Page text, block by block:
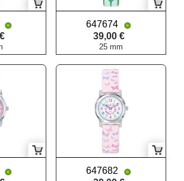
647674
39,00 €
25 mm
647682